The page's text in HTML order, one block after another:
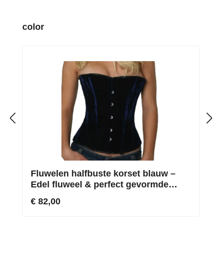
Productgalerij overslaan
color
Fluwelen halfbuste korset blauw –
Edel fluweel & perfect gevormde
€ 82,00